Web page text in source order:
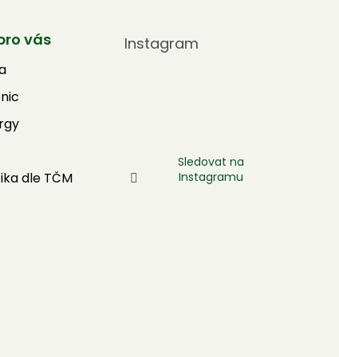
vás
dle TČM
Instagram
Sledovat na
Instagramu